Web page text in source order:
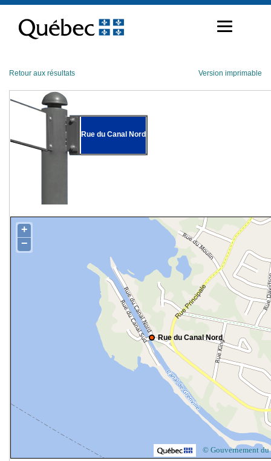
contenu
Retour aux résultats Version imprimable
Rue du Canal Nord
Rue du Canal Nord
+
−
© Gouvernement du